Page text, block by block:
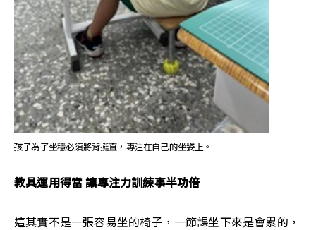
孩子為了坐穩必須將背挺直，專注在自己的坐姿上。
教具運用得當 讓專注力訓練事半功倍
這其實不是一張容易坐的椅子，一節課坐下來是會累的，